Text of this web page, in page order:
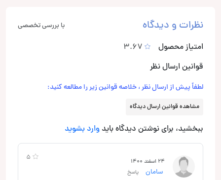
نظرات و دیدگاه با بررسی تخصصی
امتیاز محصول
3.67
قوانین ارسال نظر
لطفاً پیش از ارسال نظر ، خلاصه قوانین زیر را مطالعه کنید:
مشاهده قوانین ارسال دیدگاه
ببخشید، برای نوشتن دیدگاه باید وارد بشوید
5 24 اسفند 1400
سامان پاسخ